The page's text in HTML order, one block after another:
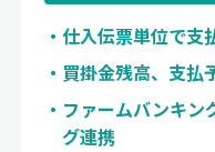
仕入伝票単位で支
買掛金残高、支払
ファームバンキン
グ連携